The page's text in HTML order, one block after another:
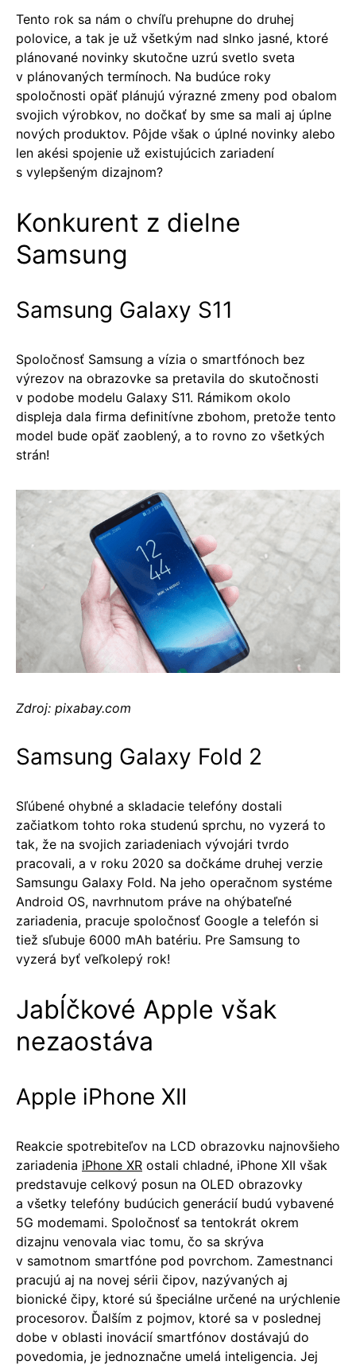
Tento rok sa nám o chvíľu prehupne do druhej
polovice, a tak je už všetkým nad slnko jasné, ktoré
plánované novinky skutočne uzrú svetlo sveta
v plánovaných termínoch. Na budúce roky
spoločnosti opäť plánujú výrazné zmeny pod obalom
svojich výrobkov, no dočkať by sme sa mali aj úplne
nových produktov. Pôjde však o úplné novinky alebo
len akési spojenie už existujúcich zariadení
s vylepšeným dizajnom?
Konkurent z dielne
Samsung
Samsung Galaxy S11
Spoločnosť Samsung a vízia o smartfónoch bez
výrezov na obrazovke sa pretavila do skutočnosti
v podobe modelu Galaxy S11. Rámikom okolo
displeja dala firma definitívne zbohom, pretože tento
model bude opäť zaoblený, a to rovno zo všetkých
strán!
Zdroj: pixabay.com
Samsung Galaxy Fold 2
Sľúbené ohybné a skladacie telefóny dostali
začiatkom tohto roka studenú sprchu, no vyzerá to
tak, že na svojich zariadeniach vývojári tvrdo
pracovali, a v roku 2020 sa dočkáme druhej verzie
Samsungu Galaxy Fold. Na jeho operačnom systéme
Android OS, navrhnutom práve na ohýbateľné
zariadenia, pracuje spoločnosť Google a telefón si
tiež sľubuje 6000 mAh batériu. Pre Samsung to
vyzerá byť veľkolepý rok!
Jabĺčkové Apple však
nezaostáva
Apple iPhone XII
Reakcie spotrebiteľov na LCD obrazovku najnovšieho
zariadenia iPhone XR ostali chladné, iPhone XII však
predstavuje celkový posun na OLED obrazovky
a všetky telefóny budúcich generácií budú vybavené
5G modemami. Spoločnosť sa tentokrát okrem
dizajnu venovala viac tomu, čo sa skrýva
v samotnom smartfóne pod povrchom. Zamestnanci
pracujú aj na novej sérii čipov, nazývaných aj
bionické čipy, ktoré sú špeciálne určené na urýchlenie
procesorov. Ďalším z pojmov, ktoré sa v poslednej
dobe v oblasti inovácií smartfónov dostávajú do
povedomia, je jednoznačne umelá inteligencia. Jej